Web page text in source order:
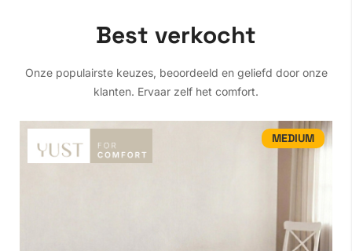
Best verkocht
Onze populairste keuzes, beoordeeld en geliefd door onze
klanten. Ervaar zelf het comfort.
MEDIUM